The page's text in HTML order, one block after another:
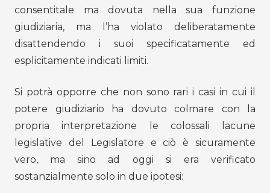
consentitale ma dovuta nella sua funzione
giudiziaria, ma l’ha violato deliberatamente
disattendendo i suoi specificatamente ed
esplicitamente indicati limiti.
Si potrà opporre che non sono rari i casi in cui il
potere giudiziario ha dovuto colmare con la
propria interpretazione le colossali lacune
legislative del Legislatore e ciò è sicuramente
vero, ma sino ad oggi si era verificato
sostanzialmente solo in due ipotesi: